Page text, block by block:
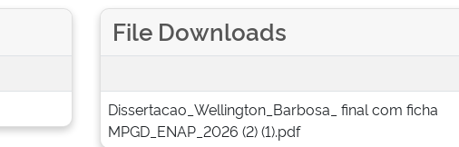
File Downloads
Dissertacao_Wellington_Barbosa_ final com ficha
MPGD_ENAP_2026 (2) (1).pdf